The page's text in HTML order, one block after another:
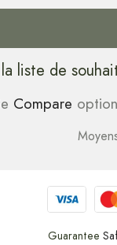
liste de
Compare
Guarantee